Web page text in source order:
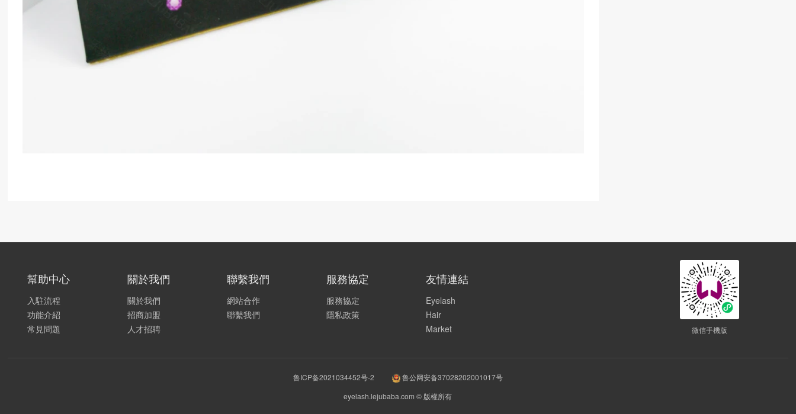
幫助中心
入駐流程
功能介紹
常見問題
關於我們
關於我們
招商加盟
人才招聘
聯繫我們
網站合作
聯繫我們
服務協定
服務協定
隱私政策
友情連結
Eyelash
Hair
Market
微信手機版
鲁ICP备2021034452号-2
鲁公网安备37028202001017号
eyelash.lejubaba.com © 版權所有